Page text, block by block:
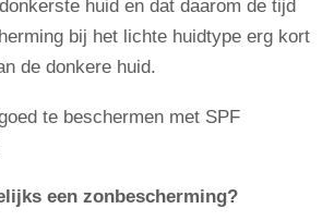
huid en dat daarom de tijd
bij het lichte huidtype erg kort
de donkere huid.
te beschermen met SPF
een zonbescherming?